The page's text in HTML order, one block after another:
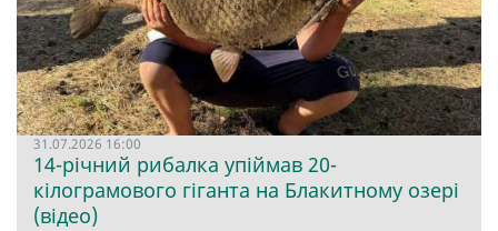
31.07.2026 16:00
14-річний рибалка упіймав 20-
кілограмового гіганта на Блакитному озері
(відео)